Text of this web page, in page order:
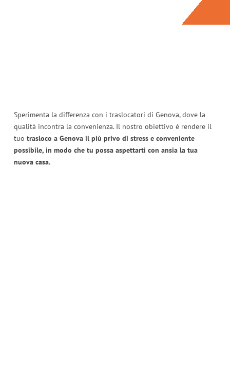
Sperimenta la differenza con i traslocatori di Genova, dove la
qualità incontra la convenienza. Il nostro obiettivo è rendere il
tuo trasloco a Genova il più privo di stress e conveniente
possibile, in modo che tu possa aspettarti con ansia la tua
nuova casa.